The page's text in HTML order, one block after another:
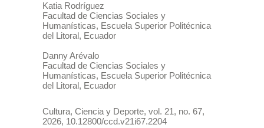
Katia Rodríguez
Facultad de Ciencias Sociales y
Humanísticas, Escuela Superior Politécnica
del Litoral, Ecuador
DannyArévalo
Facultad de Ciencias Sociales y
Humanísticas, Escuela Superior Politécnica
del Litoral, Ecuador
Cultura, Ciencia y Deporte, vol. 21, no. 67,
2026, 10.12800/ccd.v21i67.2204